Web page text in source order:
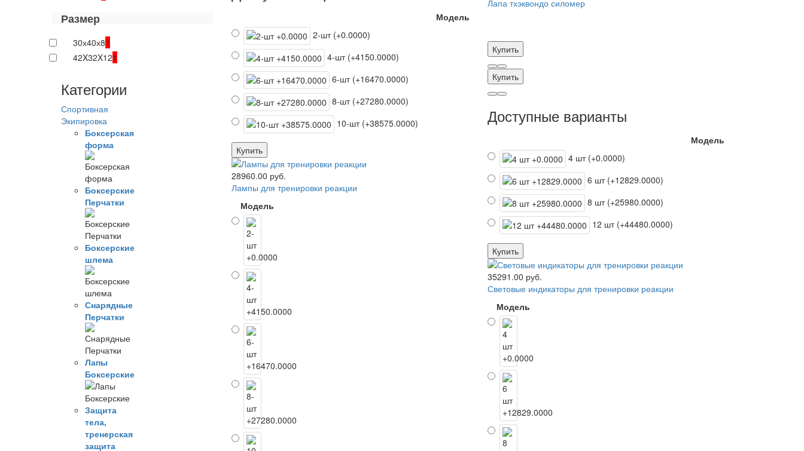
Размер
30х40х81
42X32X121
Категории
Спортивная
Экипировка
Боксерская
форма
Боксерские
Перчатки
Боксерские
шлема
Снарядные
Перчатки
Лапы
Боксерские
Защита
тела,
тренерская
защита
Модель
2-шт (+0.0000)
4-шт (+4150.0000)
6-шт (+16470.0000)
8-шт (+27280.0000)
10-шт (+38575.0000)
Купить
28960.00 руб.
Лампы для тренировки реакции
Модель
Лапа тхэквондо силомер
Купить
Купить
Доступные варианты
Модель
4 шт (+0.0000)
6 шт (+12829.0000)
8 шт (+25980.0000)
12 шт (+44480.0000)
Купить
35291.00 руб.
Световые индикаторы для тренировки реакции
Модель